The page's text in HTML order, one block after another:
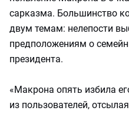
сарказма. Большинство
двум темам: нелепости
предположениям о
президента.
«Макрона опять избила
из пользователей,